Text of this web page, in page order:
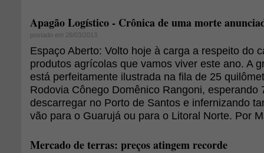
Apagão Logístico - Crônica de uma morte
postado em 26/03/2013
Espaço Aberto: Volto hoje à carga a respeito do
produtos agrícolas que vamos viver este ano. A
está perfeitamente ilustrada na fila de 25
Rodovia Cônego Domênico Rangoni, esperando
descarregar no Porto de Santos e infernizando
vão para o Guarujá ou para o Litoral Norte. Por
Mercado de terras: preços atingem recorde